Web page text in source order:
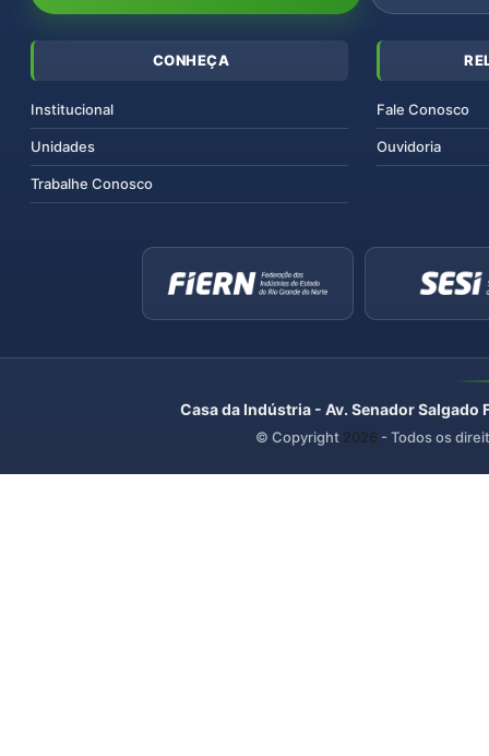
CONHEÇA
Institucional
Unidades
Trabalhe Conosco
Fale Conosco
Ouvidoria
Casa da Indústria - Av. Senador
© Copyright 2026 - Todos os